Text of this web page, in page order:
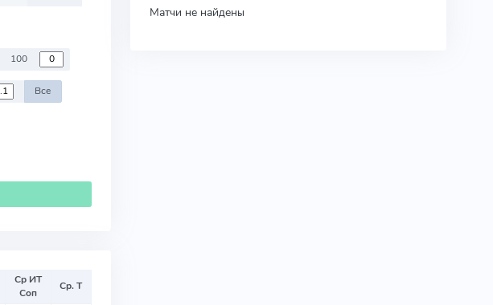
100
Все
Ср ИТ
Соп
Ср. Т
Матчи не найдены